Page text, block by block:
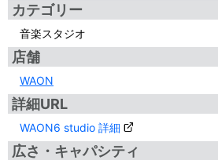
カテゴリー
音楽スタジオ
店舗
WAON
詳細URL
WAON6 studio 詳細
広さ・キャパシティ